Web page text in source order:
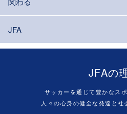
JFA
JFAの
サッカーを通じて豊かなス
人々の心身の健全な発達と社